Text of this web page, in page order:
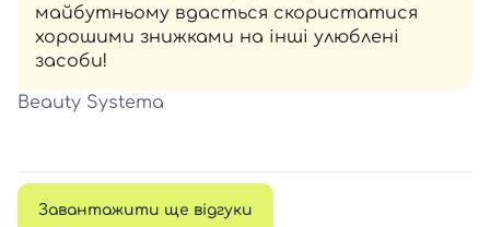
майбутньому вдасться скористатися
хорошими знижками на інші улюблені
засоби!
Beauty Systema
Завантажити ще відгуки